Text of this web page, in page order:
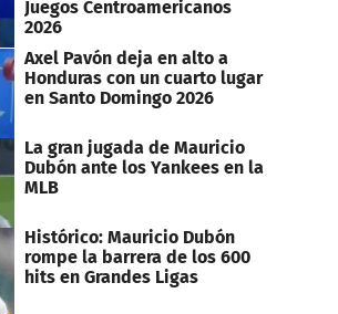
Juegos Centroamericanos
2026
Axel Pavón deja en alto a
Honduras con un cuarto lugar
en Santo Domingo 2026
La gran jugada de Mauricio
Dubón ante los Yankees en la
MLB
Histórico: Mauricio Dubón
rompe la barrera de los 600
hits en Grandes Ligas